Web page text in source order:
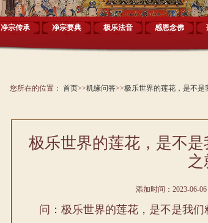
净宗传承 净宗要典 极乐法音 感恩念佛
您所在的位置： 首页>>机缘问答>>极乐世界的莲花，是不是
极乐世界的莲花，是不
之
添加时间：2023-06-
问：极乐世界的莲花，是不是我们